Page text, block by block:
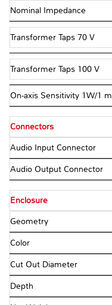
Nominal Impedance
Transformer Taps 70 V
Transformer Taps 100 V
On-axis Sensitivity 1W/1 m
Connectors
Audio Input Connector
Audio Output Connector
Enclosure
Geometry
Color
Cut Out Diameter
Depth